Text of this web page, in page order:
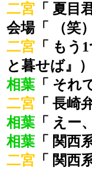
二宮 「 夏
会場「 （笑）
二宮 「 も
と暮せば』）
相葉 「 そ
二宮 「 長崎
相葉 「 えー
相葉 「 関西
二宮 「 関西